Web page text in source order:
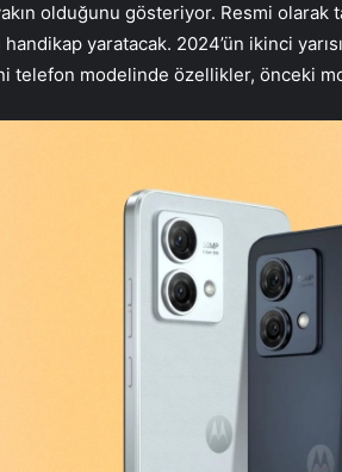
olduğunu gösteriyor. Resmi olarak
yaratacak. 2024’ün ikinci
telefon modelinde özellikler, önceki